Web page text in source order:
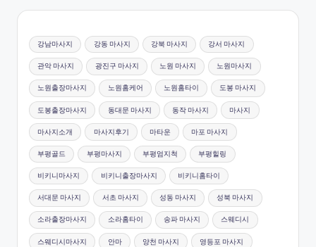
강남마사지 강동 마사지 강북 마사지 강서 마사지
관악 마사지 광진구 마사지 노원 마사지 노원마사지
노원출장마사지 노원홈케어 노원홈타이 도봉 마사지
도봉출장마사지 동대문 마사지 동작 마사지 마사지
마사지소개 마사지후기 마타운 마포 마사지
부평골드 부평마사지 부평엄지척 부평힐링
비키니마사지 비키니출장마사지 비키니홈타이
서대문 마사지 서초 마사지 성동 마사지 성북 마사지
소라출장마사지 소라홈타이 송파 마사지 스웨디시
스웨디시마사지 안마 양천 마사지 영등포 마사지